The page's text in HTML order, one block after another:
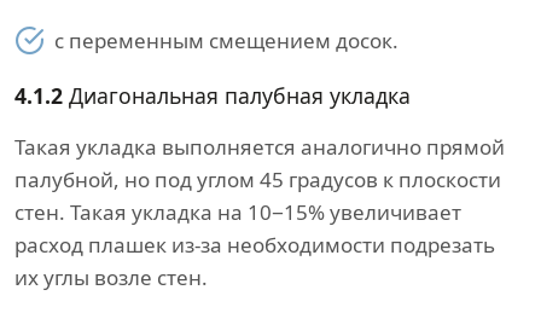
с переменным смещением досок.
4.1.2 Диагональная палубная укладка
Такая укладка выполняется аналогично прямой
палубной, но под углом 45 градусов к плоскости
стен. Такая укладка на 10−15% увеличивает
расход плашек из-за необходимости подрезать
их углы возле стен.